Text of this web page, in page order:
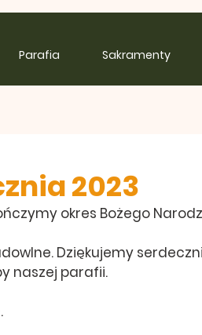
Parafia Sakramenty
2023
okres Bożego
Dziękujemy
naszej parafii.